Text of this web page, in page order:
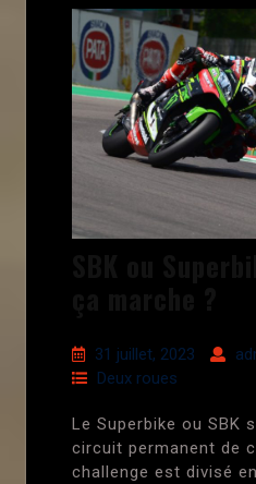
31 juillet, 2023
Deux roues
Le Superbike ou SBK
circuit permanent de
challenge est divisé